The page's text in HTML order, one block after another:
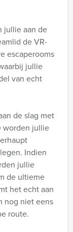
jullie aan de
de VR-
escaperooms
jullie
van echt
de slag met
worden jullie
Indien
jullie
de ultieme
het echt aan
nog niet eens
route.